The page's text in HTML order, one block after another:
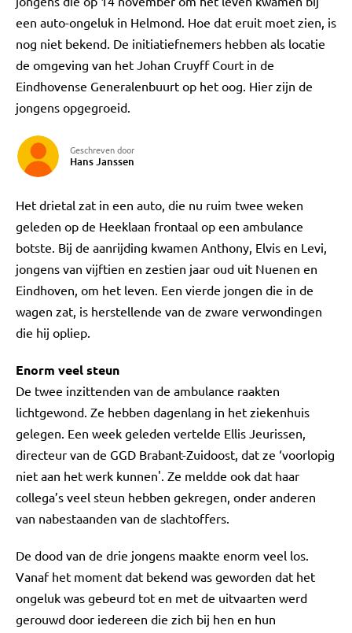
een auto-ongeluk in Helmond. Hoe dat eruit moet zien, is
nog niet bekend. De initiatiefnemers hebben als locatie
de omgeving van het Johan Cruyff Court in de
Eindhovense Generalenbuurt op het oog. Hier zijn de
jongens opgegroeid.
Geschreven door
Hans Janssen
Het drietal zat in een auto, die nu ruim twee weken
geleden op de Heeklaan frontaal op een ambulance
botste. Bij de aanrijding kwamen Anthony, Elvis en Levi,
jongens van vijftien en zestien jaar oud uit Nuenen en
Eindhoven, om het leven. Een vierde jongen die in de
wagen zat, is herstellende van de zware verwondingen
die hij opliep.
Enorm veel steun
De twee inzittenden van de ambulance raakten
lichtgewond. Ze hebben dagenlang in het ziekenhuis
gelegen. Een week geleden vertelde Ellis Jeurissen,
directeur van de GGD Brabant-Zuidoost, dat ze ‘voorlopig
niet aan het werk kunnen'. Ze meldde ook dat haar
collega’s veel steun hebben gekregen, onder anderen
van nabestaanden van de slachtoffers.
De dood van de drie jongens maakte enorm veel los.
Vanaf het moment dat bekend was geworden dat het
ongeluk was gebeurd tot en met de uitvaarten werd
gerouwd door iedereen die zich bij hen en hun